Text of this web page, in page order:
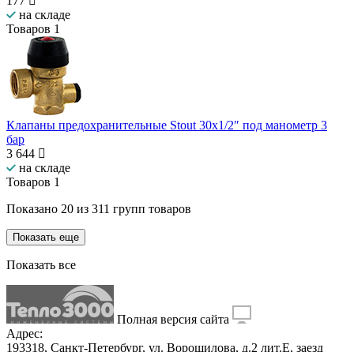
на складе
Товаров 1
Клапаны предохранительные Stout 30x1/2″ под манометр 3
бар
3 644
на складе
Товаров 1
Показано 20 из 311 групп товаров
Показать еще
Показать все
Полная версия сайта
Адрес:
193318, Санкт-Петербург, ул. Ворошилова, д.2 лит.Е, заезд